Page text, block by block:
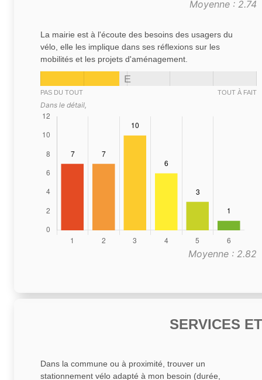
Moyenne : 2.74
La mairie est à l'écoute des besoins des usagers du
vélo, elle les implique dans ses réflexions sur les
mobilités et les projets d'aménagement.
E
PAS DU TOUT TOUT À FAIT
Dans le détail,
Moyenne : 2.82
SERVICES
Dans la commune ou à proximité, trouver un
stationnement vélo adapté à mon besoin (durée,